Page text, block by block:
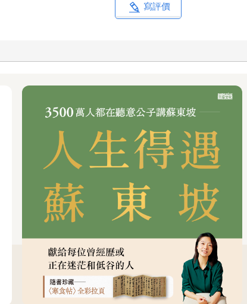
寫評價